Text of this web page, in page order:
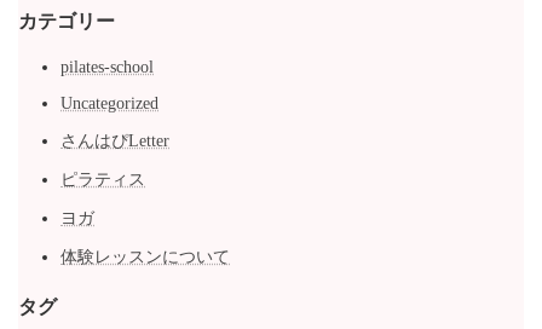
カテゴリー
pilates-school
Uncategorized
さんはぴLetter
ピラティス
ヨガ
体験レッスンについて
タグ